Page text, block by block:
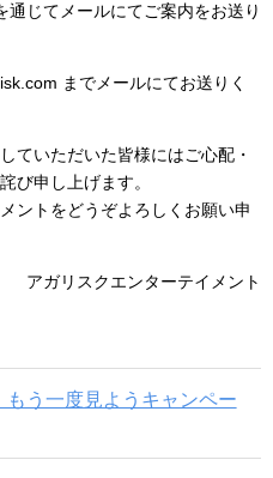
じてメールにてご案内をお送り
までメールにてお送りく
ていただいた皆様にはご心配・
び申し上げます。
ントをどうぞよろしくお願い申
アガリスクエンターテイメント
もう一度見ようキャンペー